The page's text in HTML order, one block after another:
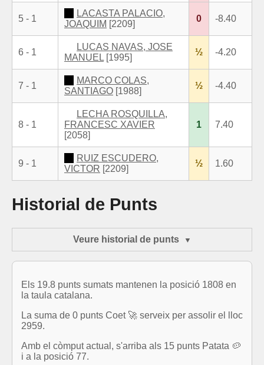
5 - 1
LACASTA PALACIO,
JOAQUIM [2209]
0 -8.40
6 - 1
LUCAS NAVAS, JOSE
MANUEL [1995]
½ -4.20
7 - 1
MARCO COLAS,
SANTIAGO [1988]
½ -4.40
8 - 1
LECHA ROSQUILLA,
FRANCESC XAVIER
[2058]
1 7.40
9 - 1
RUIZ ESCUDERO,
VICTOR [2209]
½ 1.60
Historial de Punts
Veure historial de punts
Els 19.8 punts sumats mantenen la posició 1808 en
la taula catalana.
La suma de 0 punts Coet 🚀 serveix per assolir el lloc
2959.
Amb el còmput actual, s'arriba als 15 punts Patata 🥔
i a la posició 77.